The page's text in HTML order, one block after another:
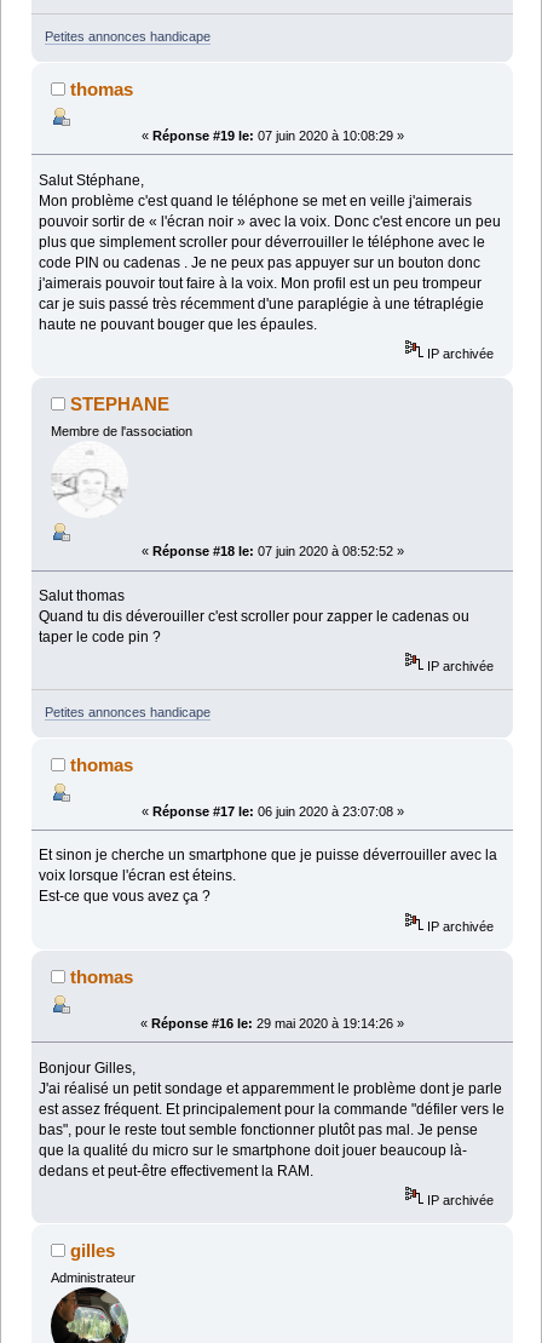
Petites annonces handicape
thomas
« Réponse #19 le: 07 juin 2020 à 10:08:29 »
Salut Stéphane,
Mon problème c'est quand le téléphone se met en veille j'aimerais
pouvoir sortir de « l'écran noir » avec la voix. Donc c'est encore un peu
plus que simplement scroller pour déverrouiller le téléphone avec le
code PIN ou cadenas . Je ne peux pas appuyer sur un bouton donc
j'aimerais pouvoir tout faire à la voix. Mon profil est un peu trompeur
car je suis passé très récemment d'une paraplégie à une tétraplégie
haute ne pouvant bouger que les épaules.
IP archivée
STEPHANE
Membre de l'association
« Réponse #18 le: 07 juin 2020 à 08:52:52 »
Salut thomas
Quand tu dis déverouiller c'est scroller pour zapper le cadenas ou
taper le code pin ?
IP archivée
Petites annonces handicape
thomas
« Réponse #17 le: 06 juin 2020 à 23:07:08 »
Et sinon je cherche un smartphone que je puisse déverrouiller avec la
voix lorsque l'écran est éteins.
Est-ce que vous avez ça ?
IP archivée
thomas
« Réponse #16 le: 29 mai 2020 à 19:14:26 »
Bonjour Gilles,
J'ai réalisé un petit sondage et apparemment le problème dont je parle
est assez fréquent. Et principalement pour la commande "défiler vers le
bas", pour le reste tout semble fonctionner plutôt pas mal. Je pense
que la qualité du micro sur le smartphone doit jouer beaucoup là-
dedans et peut-être effectivement la RAM.
IP archivée
gilles
Administrateur